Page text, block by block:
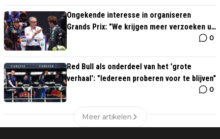
Ongekende interesse in organiseren
Grands Prix: "We krijgen meer verzoeken uit
0
Red Bull als onderdeel van het 'grote
verhaal': "Iedereen proberen voor te blijven"
0
Meer artikelen